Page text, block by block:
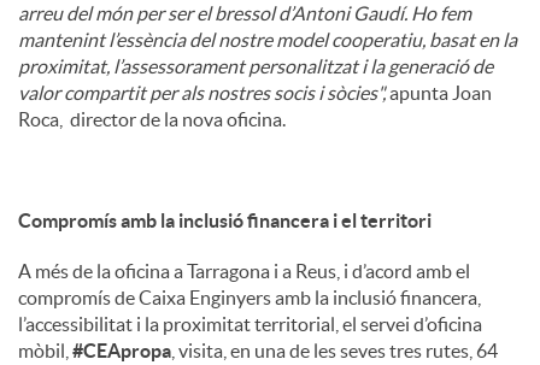
arreu del món per ser el bressol d’Antoni Gaudí. Ho fem
mantenint l’essència del nostre model cooperatiu, basat en la
proximitat, l’assessorament personalitzat i la generació de
valor compartit per als nostres socis i sòcies",apunta Joan
Roca, director de la nova oficina.
Compromís amb la inclusió financera i el territori
A més de la oficina a Tarragona i a Reus, i d’acord amb el
compromís de Caixa Enginyers amb la inclusió financera,
l’accessibilitat i la proximitat territorial, el servei d’oficina
mòbil, #CEApropa , visita, en una de les seves tres rutes, 64